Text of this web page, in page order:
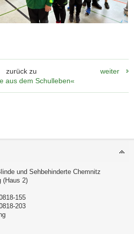
zurück zu
aus dem Schulleben«
weiter
und Sehbehinderte Chemnitz
(Haus 2)
155
203